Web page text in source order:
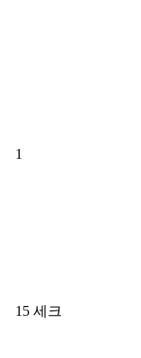
1
15 세크